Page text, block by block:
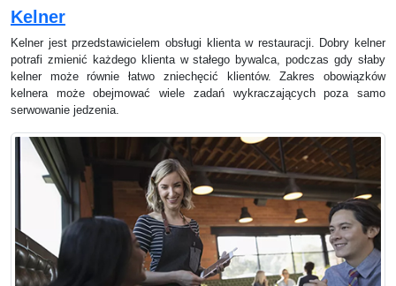
Kelner
Kelner jest przedstawicielem obsługi klienta w restauracji. Dobry kelner
potrafi zmienić każdego klienta w stałego bywalca, podczas gdy słaby
kelner może równie łatwo zniechęcić klientów. Zakres obowiązków
kelnera może obejmować wiele zadań wykraczających poza samo
serwowanie jedzenia.